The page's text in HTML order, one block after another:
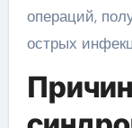
операций,
острых